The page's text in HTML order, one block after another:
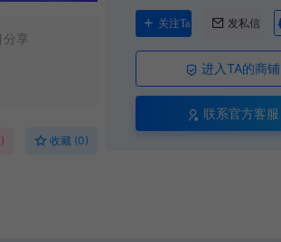
享
) 收藏 (0)
关注Ta 发私信
进入TA的商铺
联系官方客服